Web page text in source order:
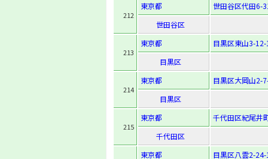
212
東京都
世田谷区代田6-
世田谷区
213
東京都
目黒区東山3-
目黒区
214
東京都
目黒区大岡山2-
目黒区
215
東京都
千代田区紀尾井
千代田区
東京都
目黒区八雲2-